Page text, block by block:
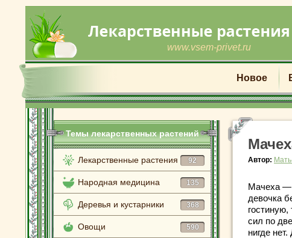
www.vsem-privet.ru
Новое
Темы лекарственных растений
Лекарственные растения 92
Народная медицина 135
Деревья и кустарники 368
Овощи 590
Автор:
Мачеха —
девочка
сил по
нигде